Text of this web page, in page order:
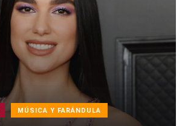
MÚSICA Y FARÁNDULA